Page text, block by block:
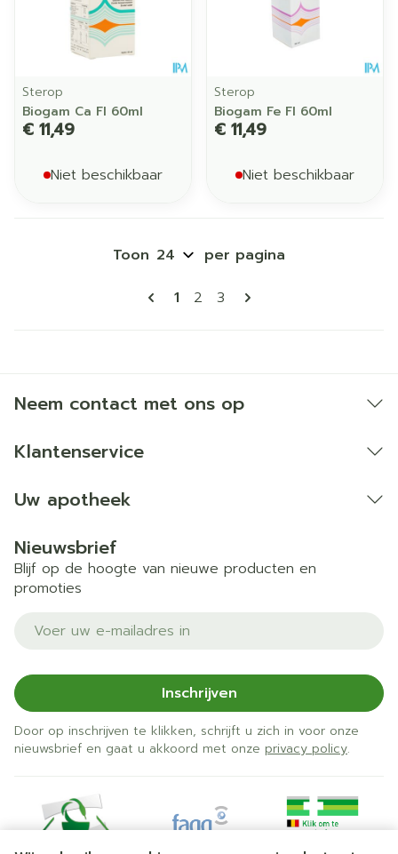
Sterop
Biogam Ca Fl 60ml
€ 11,49
Niet beschikbaar
Sterop
Biogam Fe Fl 60ml
€ 11,49
Niet beschikbaar
Pagina's
U lees momenteel pagina
1 Pagina
2 Pagina
3
Toon per pagina
Neem contact met ons op
Klantenservice
Uw apotheek
Nieuwsbrief
Blijf op de hoogte van nieuwe producten en
promoties
E-mail adres
Inschrijven
Door op inschrijven te klikken, schrijft u zich in voor onze
nieuwsbrief en gaat u akkoord met onze privacy policy.